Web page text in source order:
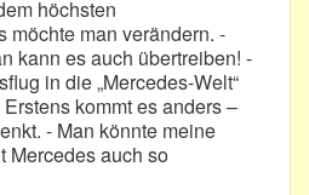
höchsten
möchte man verändern. -
kann es auch übertreiben! -
in die „Mercedes-Welt“
kommt es anders –
- Man könnte meine
Mercedes auch so